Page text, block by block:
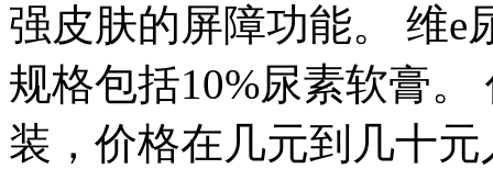
强皮肤的屏障功能。 维e
规格包括10%尿素软膏
装，价格在几元到几十